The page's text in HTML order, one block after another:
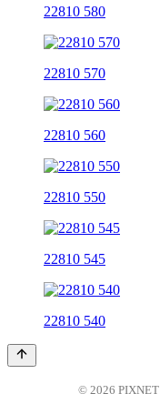
22810 580
22810 570
22810 560
22810 550
22810 545
22810 540
© 2026 PIXNET